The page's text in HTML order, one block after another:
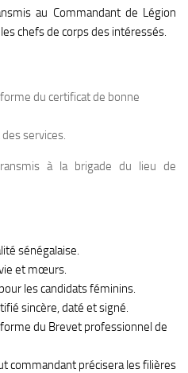
au Commandant de Légion
chefs de corps des intéressés.
du certificat de bonne
services.
à la brigade du lieu de
sénégalaise.
et mœurs.
les candidats féminins.
sincère, daté et signé.
du Brevet professionnel de
commandant précisera les filières